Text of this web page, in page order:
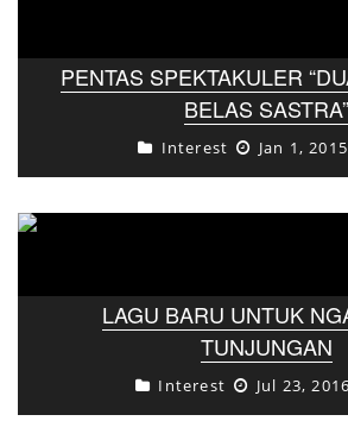
PENTAS SPEKTAKULER
BELAS SASTRA”
Interest Jan 1, 2015
LAGU BARU UNTUK
TUNJUNGAN
Interest Jul 23, 2016